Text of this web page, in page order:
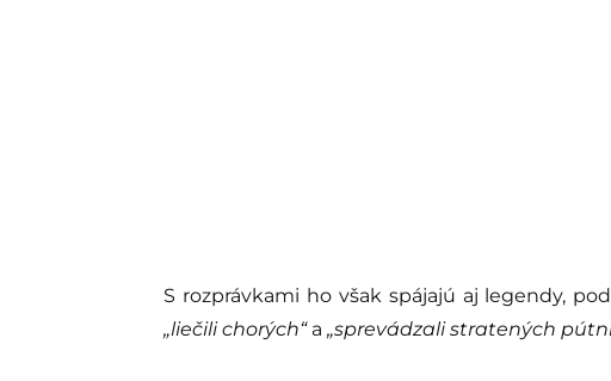
S rozprávkami ho však spájajú aj legendy,
„liečili chorých“a „sprevádzali stratených